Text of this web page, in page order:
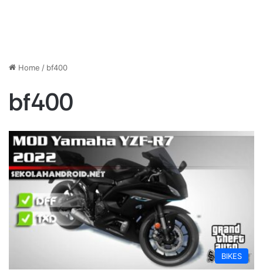
Home / bf400
bf400
BIKES